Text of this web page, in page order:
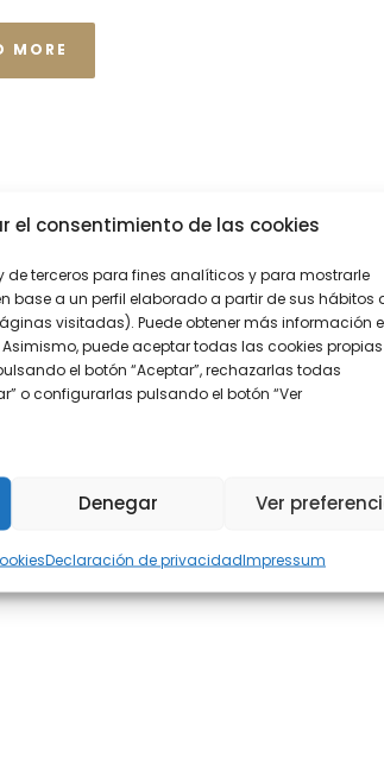
el consentimiento de las cookies
de terceros para fines analíticos y para mostrarle
base a un perfil elaborado a partir de sus hábitos
visitadas). Puede obtener más información
Asimismo, puede aceptar todas las cookies
el botón “Aceptar”, rechazarlas todas
o configurarlas pulsando el botón “Ver
Denegar Ver
Declaración de privacidadImpressum
MORE